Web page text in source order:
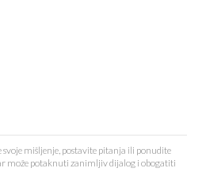
mišljenje, postavite pitanja ili ponudite
može potaknuti zanimljiv dijalog i obogatiti